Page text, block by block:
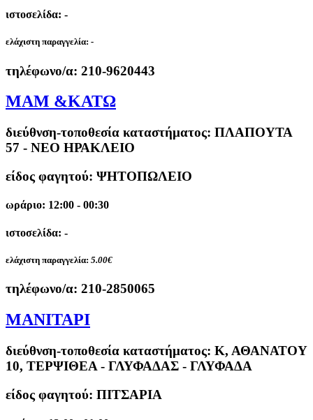
ιστοσελίδα: -
ελάχιστη παραγγελία: -
τηλέφωνο/α: 210-9620443
ΜΑΜ &ΚΑΤΩ
διεύθνση-τοποθεσία καταστήματος: ΠΛΑΠΟΥΤΑ
57 - ΝΕΟ ΗΡΑΚΛΕΙΟ
είδος φαγητού: ΨΗΤΟΠΩΛΕΙΟ
ωράριο: 12:00 - 00:30
ιστοσελίδα: -
ελάχιστη παραγγελία: 5.00€
τηλέφωνο/α: 210-2850065
ΜΑΝΙΤΑΡΙ
διεύθνση-τοποθεσία καταστήματος: Κ, ΑΘΑΝΑΤΟΥ
10, ΤΕΡΨΙΘΕΑ - ΓΛΥΦΑΔΑΣ - ΓΛΥΦΑΔΑ
είδος φαγητού: ΠΙΤΣΑΡΙΑ